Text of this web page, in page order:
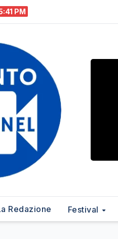
PM
Redazione Festival